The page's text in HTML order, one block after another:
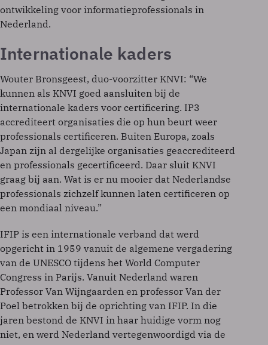
ontwikkeling voor informatieprofessionals in
Nederland.
Internationale kaders
Wouter Bronsgeest, duo-voorzitter KNVI: “We
kunnen als KNVI goed aansluiten bij de
internationale kaders voor certificering. IP3
accrediteert organisaties die op hun beurt weer
professionals certificeren. Buiten Europa, zoals
Japan zijn al dergelijke organisaties geaccrediteerd
en professionals gecertificeerd. Daar sluit KNVI
graag bij aan. Wat is er nu mooier dat Nederlandse
professionals zichzelf kunnen laten certificeren op
een mondiaal niveau.”
IFIP is een internationale verband dat werd
opgericht in 1959 vanuit de algemene vergadering
van de UNESCO tijdens het World Computer
Congress in Parijs. Vanuit Nederland waren
Professor Van Wijngaarden en professor Van der
Poel betrokken bij de oprichting van IFIP. In die
jaren bestond de KNVI in haar huidige vorm nog
niet, en werd Nederland vertegenwoordigd via de